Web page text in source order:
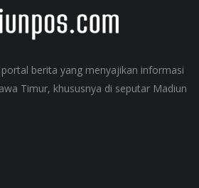
berita yang menyajikan informasi
Timur, khususnya di seputar Madiun